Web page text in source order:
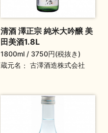
清酒 澤正宗 純米大吟醸 美
田美酒1.8L
1800ml
3750円(税抜き)
蔵元名
古澤酒造株式会社